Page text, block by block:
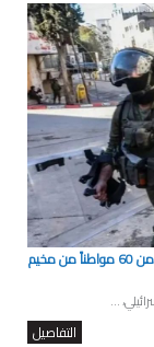
نادي الأسير الفلسطيني: الاحتلال اعتقل وحقق ميدانياً مع أكثر من 60 مواطناً من مخيم
...
التفاصيل